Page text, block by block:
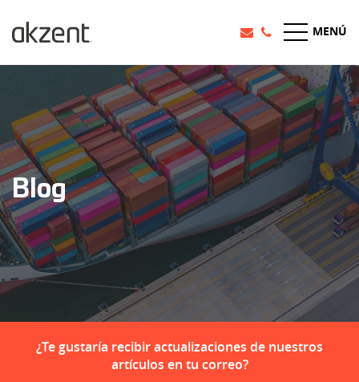
MENÚ
Blog
¿Te gustaría recibir actualizaciones de nuestros
artículos en tu correo?